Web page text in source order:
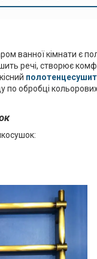
ванної кімнати є
речі, створює
по обробці